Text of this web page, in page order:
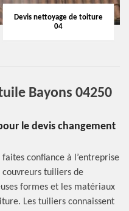
Devis nettoyage de toiture
04
Bayons 04250
le devis changement
confiance à l’entreprise
couvreurs tuiliers de
formes et les matériaux
Les tuiliers connaissent